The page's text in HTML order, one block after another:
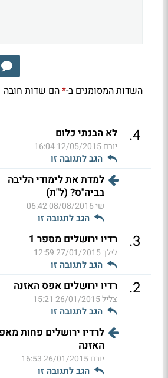
השדות המסומנים ב-*הם שדות חובה
4
. לא הבנתי כלום
יורם12/05/2015 16:04
הגב לתגובה זו
למדת את לימודי הליבה
בביה"ס? (ל"ת)
שי08/08/2016 06:42
הגב לתגובה זו
3
. רדיו ירושלים מספר 1
לילך27/01/2015 12:59
הגב לתגובה זו
2
. רדיו ירושלים אפס האזנה
צליל26/01/2015 15:21
הגב לתגובה זו
לרדיו ירושלים פחות
האזנה
יורם26/01/2015 16:53
הגב לתגובה זו